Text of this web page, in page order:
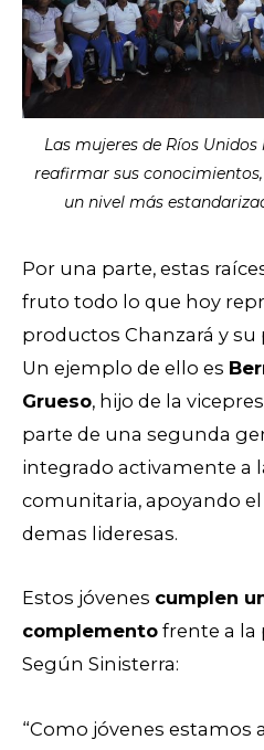
Las mujeres de Ríos
reafirmar sus
un nivel más
Por una parte, estas
fruto todo lo que hoy
productos Chanzará y
Un ejemplo de ello es
Grueso, hijo de la
parte de una segunda
integrado activamente a
comunitaria, apoyando
demas lideresas.
Estos jóvenes cumplen
complemento frente a la
Según Sinisterra:
“Como jóvenes estamos